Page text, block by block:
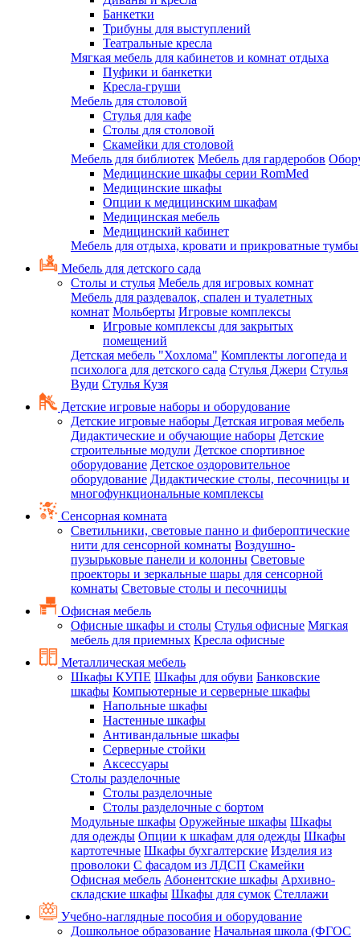
Банкетки
Трибуны для выступлений
Театральные кресла
Мягкая мебель для кабинетов и комнат отдыха
Пуфики и банкетки
Кресла-груши
Мебель для столовой
Cтулья для кафе
Cтолы для столовой
Скамейки для столовой
Мебель для библиотек Мебель для гардеробов
Медицинские шкафы серии RomMed
Медицинские шкафы
Опции к медицинским шкафам
Медицинская мебель
Медицинский кабинет
Мебель для отдыха, кровати и прикроватные тумбы
Мебель для детского сада
Столы и стулья Мебель для игровых комнат
Мебель для раздевалок, спален и туалетных
комнат Мольберты Игровые комплексы
Игровые комплексы для закрытых
помещений
Детская мебель "Хохлома" Комплекты логопеда и
психолога для детского сада Стулья Джери Стулья
Вуди Стулья Кузя
Детские игровые наборы и оборудование
Детские игровые наборы Детская игровая мебель
Дидактические и обучающие наборы Детские
строительные модули Детское спортивное
оборудование Детское оздоровительное
оборудование Дидактические столы, песочницы и
многофункциональные комплексы
Сенсорная комната
Светильники, световые панно и фибероптические
нити для сенсорной комнаты Воздушно-
пузырьковые панели и колонны Световые
проекторы и зеркальные шары для сенсорной
комнаты Световые столы и песочницы
Офисная мебель
Офисные шкафы и столы Стулья офисные Мягкая
мебель для приемных Кресла офисные
Металлическая мебель
Шкафы КУПЕ Шкафы для обуви Банковские
шкафы Компьютерные и серверные шкафы
Напольные шкафы
Настенные шкафы
Антивандальные шкафы
Серверные стойки
Аксессуары
Столы разделочные
Столы разделочные
Столы разделочные с бортом
Модульные шкафы Оружейные шкафы Шкафы
для одежды Опции к шкафам для одежды Шкафы
картотечные Шкафы бухгалтерские Изделия из
проволоки С фасадом из ЛДСП Скамейки
Офисная мебель Абонентские шкафы Архивно-
складские шкафы Шкафы для сумок Стеллажи
Учебно-наглядные пособия и оборудование
Дошкольное образование Начальная школа (ФГОС